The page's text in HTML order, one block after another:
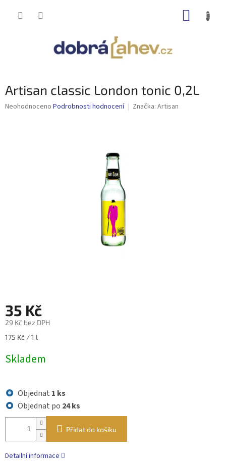
Artisan classic London tonic 0,2L
Průměrné
Neohodnoceno Podrobnosti hodnocení Značka: Artisan
35 Kč
29 Kč bez DPH
Měrná
175 Kč / 1 l
Skladem
Objednat 1 ks
Objednat po 24 ks
Přidat do košíku
Detailní informace